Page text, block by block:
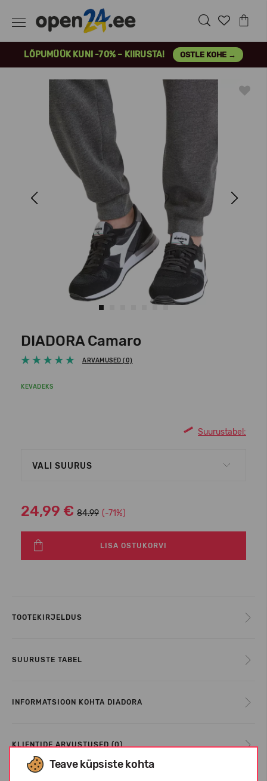
LÕPUMÜÜK KUNI -70% – KIIRUSTA! OSTLE KOHE →
Teave küpsiste kohta
Next
DIADORA Camaro
ARVAMUSED (0)
KEVADEKS
Suurustabel:
VALI SUURUS
24,99 € 84.99 (-71%)
LISA OSTUKORVI
TOOTEKIRJELDUS
SUURUSTE TABEL
INFORMATSIOON KOHTA DIADORA
KLIENTIDE ARVUSTUSED (0)